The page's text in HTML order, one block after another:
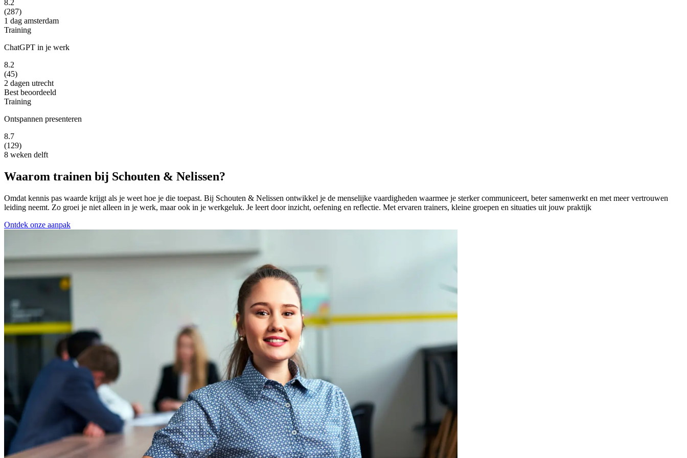
8.2
(287)
1 dag amsterdam
Training
ChatGPT in je werk
8.2
(45)
2 dagen utrecht
Best beoordeeld
Training
Ontspannen presenteren
8.7
(129)
8 weken delft
Waarom trainen bij Schouten & Nelissen?
Omdat kennis pas waarde krijgt als je weet hoe je die toepast. Bij Schouten & Nelissen ontwikkel je de menselijke vaardigheden waarmee je sterker communiceert, beter samenwerkt en met meer vertrouwen
leiding neemt. Zo groei je niet alleen in je werk, maar ook in je werkgeluk. Je leert door inzicht, oefening en reflectie. Met ervaren trainers, kleine groepen en situaties uit jouw praktijk
Ontdek onze aanpak